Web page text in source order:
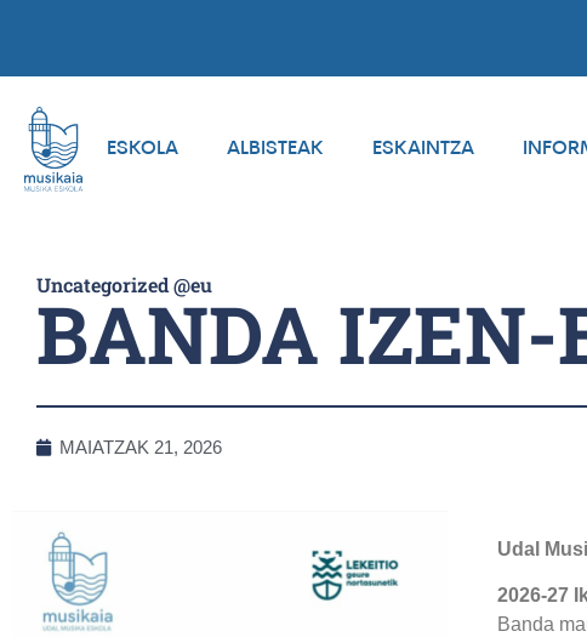
ESKOLA ALBISTEAK ESKAINTZA
Uncategorized @eu
BANDA
MAIATZAK 21, 2026
Udal
2026-27
Banda